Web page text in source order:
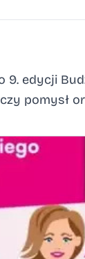
9. edycji
pomysł